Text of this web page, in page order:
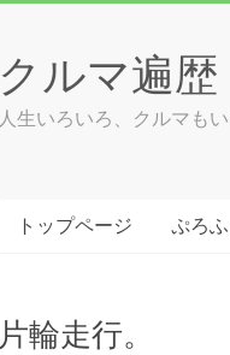
クルマ遍歴
人生いろいろ、クルマもい
トップページ ぷろ
片輪走行。